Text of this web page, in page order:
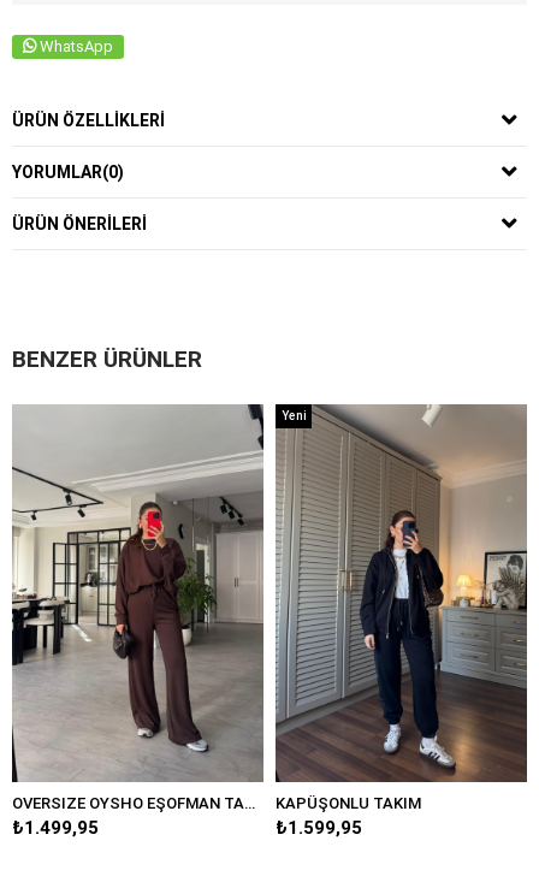
WhatsApp
ÜRÜN ÖZELLIKLERI
YORUMLAR(0)
ÜRÜN ÖNERILERI
BENZER ÜRÜNLER
OVERSIZE OYSHO EŞOFMAN TAKIM
₺1.499,95
KAPÜŞONLU TAKIM
₺1.599,95
Yeni
Ürün